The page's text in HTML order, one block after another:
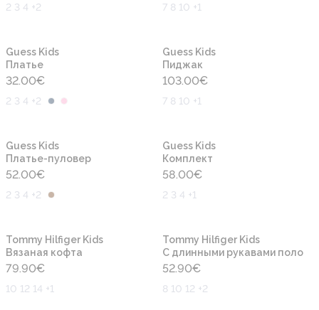
2 3 4 +2 7 8 10 +1
Guess Kids
Платье
32.00€
2 3 4 +2
Guess Kids
Пиджак
103.00€
7 8 10 +1
Guess Kids
Платье-пуловер
52.00€
2 3 4 +2
Guess Kids
Комплект
58.00€
2 3 4 +1
Tommy Hilfiger Kids
Вязаная кофта
79.90€
10 12 14 +1
Tommy Hilfiger Kids
С длинными рукавами поло
52.90€
8 10 12 +2